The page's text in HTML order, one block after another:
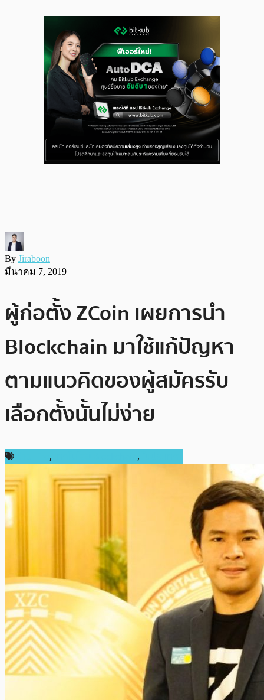
By Jiraboon
มีนาคม 7, 2019
ผู้ก่อตั้ง ZCoin เผยการนำ
Blockchain มาใช้แก้ปัญหา
ตามแนวคิดของผู้สมัครรับ
เลือกตั้งนั้นไม่ง่าย
, ,